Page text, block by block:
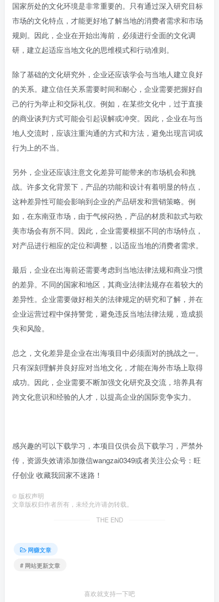
国家所处的文化环境是非常重要的。只有通过深入研究目标
市场的文化特点，才能更好地了解当地的消费者需求和市场
规则。因此，企业在开始出海前，必须进行全面的文化调
研，建立起适应当地文化的思维模式和行动准则。
除了基础的文化研究外，企业还应该学会与当地人建立良好
的关系。建立信任关系需要时间和耐心，企业需要把握好自
己的行为举止和交际礼仪。例如，在某些文化中，过于直接
的商业谈判方式可能会引起误解或冲突。因此，企业在与当
地人交流时，应该注重沟通的方式和方法，避免出现言词或
行为上的不当。
另外，企业还应该注意文化差异可能带来的市场机会和挑
战。许多文化背景下，产品的功能和设计有着明显的特点，
这种差异性可能会影响到企业的产品研发和营销策略。例
如，在东南亚市场，由于气候闷热，产品的材质和款式与欧
美市场会有所不同。因此，企业需要根据不同的市场特点，
对产品进行相应的定位和调整，以适应当地的消费者需求。
最后，企业在出海前还需要考虑到当地法律法规和商业习惯
的差异。不同的国家和地区，其商业法律法规存在着较大的
差异性。企业需要做好相关的法律规定的研究和了解，并在
企业运营过程中保持警觉，避免违反当地法律法规，造成损
失和风险。
总之，文化差异是企业在出海项目中必须面对的挑战之一。
只有深刻理解并良好应对当地文化，才能在海外市场上取得
成功。因此，企业需要不断加强文化研究及交流，培养具有
跨文化意识和经验的人才，以提高企业的国际竞争实力。
感兴趣的可以下载学习，本项目仅供会员下载学习，严禁外
传，资源失效请添加微信wangzai0349或者关注公众号：旺
仔创业 收藏我回家不迷路！
© 版权声明
文章版权归作者所有，未经允许请勿转载。
THE END
网赚文章
# 网站更新文章
喜欢就支持一下吧